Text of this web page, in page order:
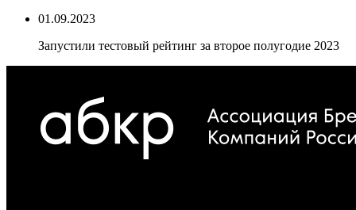
01.09.2023
Запустили тестовый рейтинг за второе полугодие 2023